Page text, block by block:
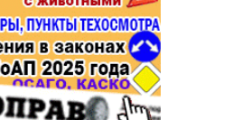
Ремонт
Социальные организации
Это интересно
Администрация